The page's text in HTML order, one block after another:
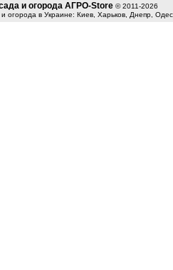
и огорода АГРО-Store © 2011-2026
огорода в Украине: Киев, Харьков, Днепр,